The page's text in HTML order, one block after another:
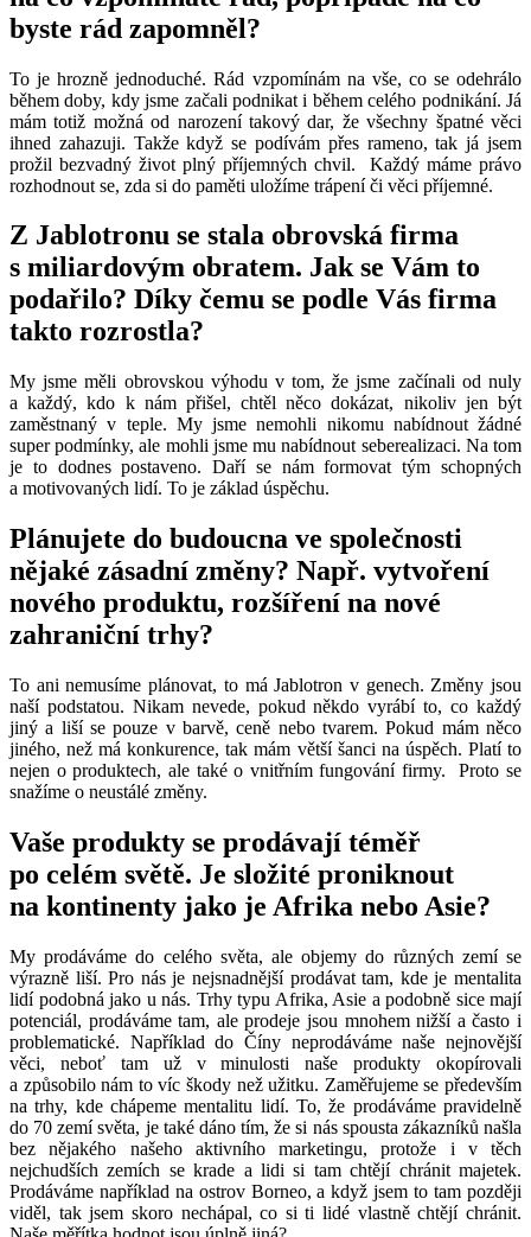
byste rád zapomněl?
To je hrozně jednoduché. Rád vzpomínám na vše, co se odehrálo
během doby, kdy jsme začali podnikat i během celého podnikání. Já
mám totiž možná od narození takový dar, že všechny špatné věci
ihned zahazuji. Takže když se podívám přes rameno, tak já jsem
prožil bezvadný život plný příjemných chvil. Každý máme právo
rozhodnout se, zda si do paměti uložíme trápení či věci příjemné.
Z Jablotronu se stala obrovská firma
s miliardovým obratem. Jak se Vám to
podařilo? Díky čemu se podle Vás firma
takto rozrostla?
My jsme měli obrovskou výhodu v tom, že jsme začínali od nuly
a každý, kdo k nám přišel, chtěl něco dokázat, nikoliv jen být
zaměstnaný v teple. My jsme nemohli nikomu nabídnout žádné
super podmínky, ale mohli jsme mu nabídnout seberealizaci. Na tom
je to dodnes postaveno. Daří se nám formovat tým schopných
a motivovaných lidí. To je základ úspěchu.
Plánujete do budoucna ve společnosti
nějaké zásadní změny? Např. vytvoření
nového produktu, rozšíření na nové
zahraniční trhy?
To ani nemusíme plánovat, to má Jablotron v genech. Změny jsou
naší podstatou. Nikam nevede, pokud někdo vyrábí to, co každý
jiný a liší se pouze v barvě, ceně nebo tvarem. Pokud mám něco
jiného, než má konkurence, tak mám větší šanci na úspěch. Platí to
nejen o produktech, ale také o vnitřním fungování firmy. Proto se
snažíme o neustálé změny.
Vaše produkty se prodávají téměř
po celém světě. Je složité proniknout
na kontinenty jako je Afrika nebo Asie?
My prodáváme do celého světa, ale objemy do různých zemí se
výrazně liší. Pro nás je nejsnadnější prodávat tam, kde je mentalita
lidí podobná jako u nás. Trhy typu Afrika, Asie a podobně sice mají
potenciál, prodáváme tam, ale prodeje jsou mnohem nižší a často i
problematické. Například do Číny neprodáváme naše nejnovější
věci, neboť tam už v minulosti naše produkty okopírovali
a způsobilo nám to víc škody než užitku. Zaměřujeme se především
na trhy, kde chápeme mentalitu lidí. To, že prodáváme pravidelně
do 70 zemí světa, je také dáno tím, že si nás spousta zákazníků našla
bez nějakého našeho aktivního marketingu, protože i v těch
nejchudších zemích se krade a lidi si tam chtějí chránit majetek.
Prodáváme například na ostrov Borneo, a když jsem to tam později
viděl, tak jsem skoro nechápal, co si ti lidé vlastně chtějí chránit.